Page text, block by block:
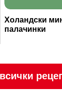
сподели във